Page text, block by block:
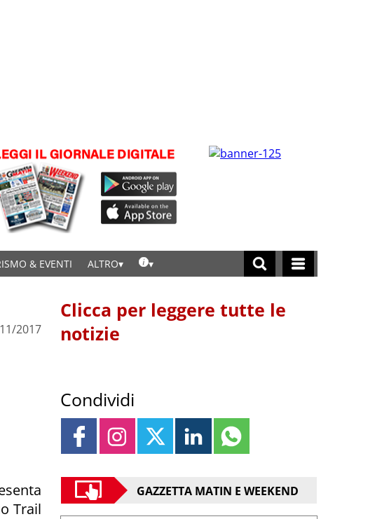
& EVENTI ALTRO
2017
Trail
Clicca per leggere tutte le
notizie
Condividi
GAZZETTA MATIN E WEEKEND